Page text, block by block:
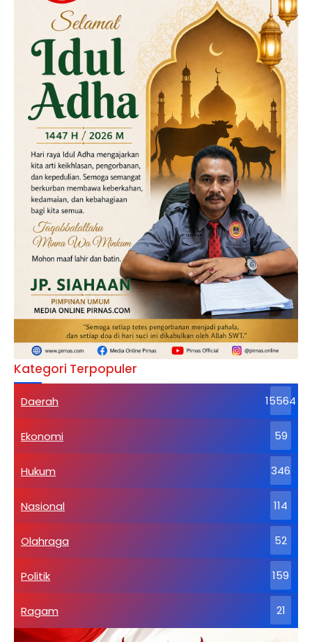
Kategori Terpopuler
Daerah 15564
Ekonomi 59
Hukum 346
Nasional 114
Olahraga 52
Politik 159
Ragam 21